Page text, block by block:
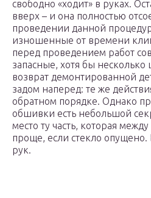
свободно «ходит» в руках.
вверх – и она полностью
проведении данной
изношенные от времени
перед проведением работ
запасные, хотя бы несколько
возврат демонтированной
задом наперед: те же
обратном порядке. Однако
обшивки есть небольшой
место ту часть, которая
проще, если стекло
рук.